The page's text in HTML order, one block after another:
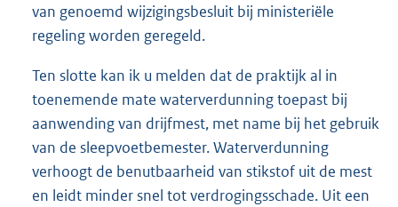
van genoemd wijzigingsbesluit bij ministeriële
regeling worden geregeld.
Ten slotte kan ik u melden dat de praktijk al in
toenemende mate waterverdunning toepast bij
aanwending van drijfmest, met name bij het gebruik
van de sleepvoetbemester. Waterverdunning
verhoogt de benutbaarheid van stikstof uit de mest
en leidt minder snel tot verdrogingsschade. Uit een